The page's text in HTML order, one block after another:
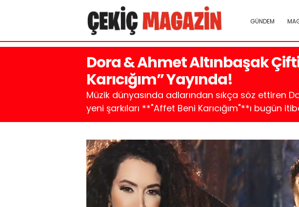
GÜNDEM
Dora & Ahmet Altınbaşak
Karıcığım” Yayında!
Müzik dünyasında adlarından sıkça söz ettiren
yeni şarkıları **"Affet Beni Karıcığım"**ı